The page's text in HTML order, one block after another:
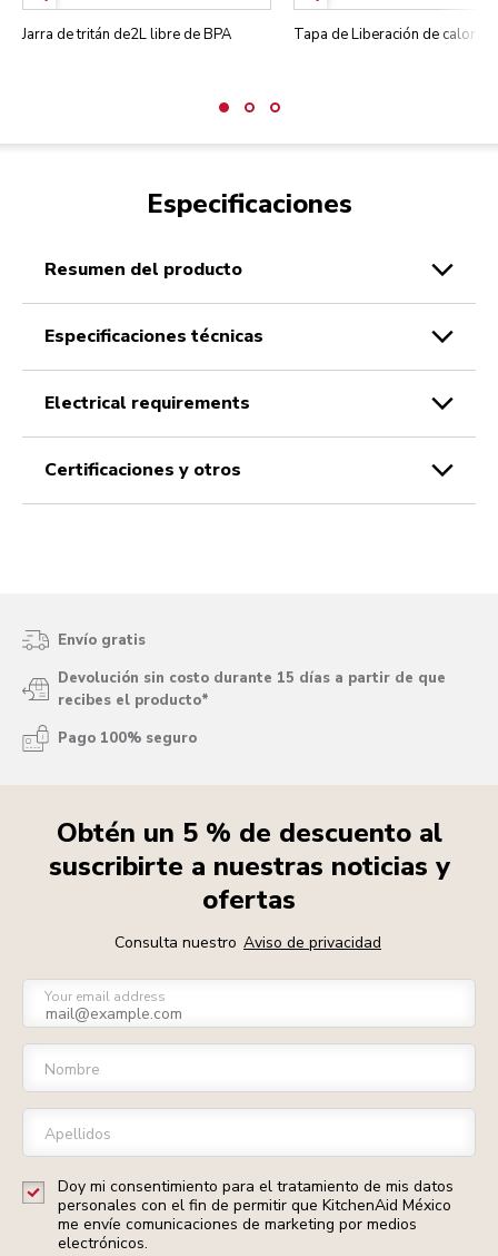
Jarra de tritán de2L libre de BPA Tapa de Liberación de calor
Especificaciones
resumen del producto
especificaciones técnicas
electrical requirements
certificaciones y otros
Envío gratis
Devolución sin costo durante 15 días a partir de que
recibes el producto*
Pago 100% seguro
Obtén un 5 % de descuento al
suscribirte a nuestras noticias y
ofertas
Consulta nuestro Aviso de privacidad
Your email address
Nombre
Apellidos
Doy mi consentimiento para el tratamiento de mis datos
personales con el fin de permitir que KitchenAid México
me envíe comunicaciones de marketing por medios
electrónicos.